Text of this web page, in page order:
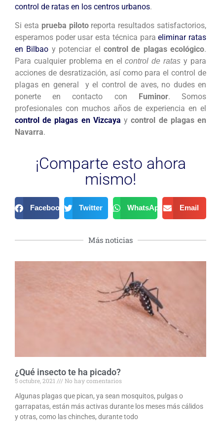
control de ratas en los centros urbanos.
Si esta prueba pilotoreporta resultados satisfactorios,
esperamos poder usar esta técnica paraeliminar ratas
en Bilbao y potenciar el control de plagas ecológico.
Para cualquier problema en elcontrol de ratas y para
acciones de desratización, así como para el control de
plagas en general y el control de aves, no dudes en
ponerte en contacto con
Fuminor. Somos
profesionales con muchos años de experiencia en el
control de plagas en Vizcaya ycontrol de plagas en
Navarra.
¡Comparte esto ahora
mismo!
Facebook Twitter WhatsApp Email
Más noticias
¿Qué insecto te ha picado?
5 octubre, 2021
No hay comentarios
Algunas plagas que pican, ya sean mosquitos, pulgas o
garrapatas, están más activas durante los meses más cálidos
y otras, como las chinches, durante todo